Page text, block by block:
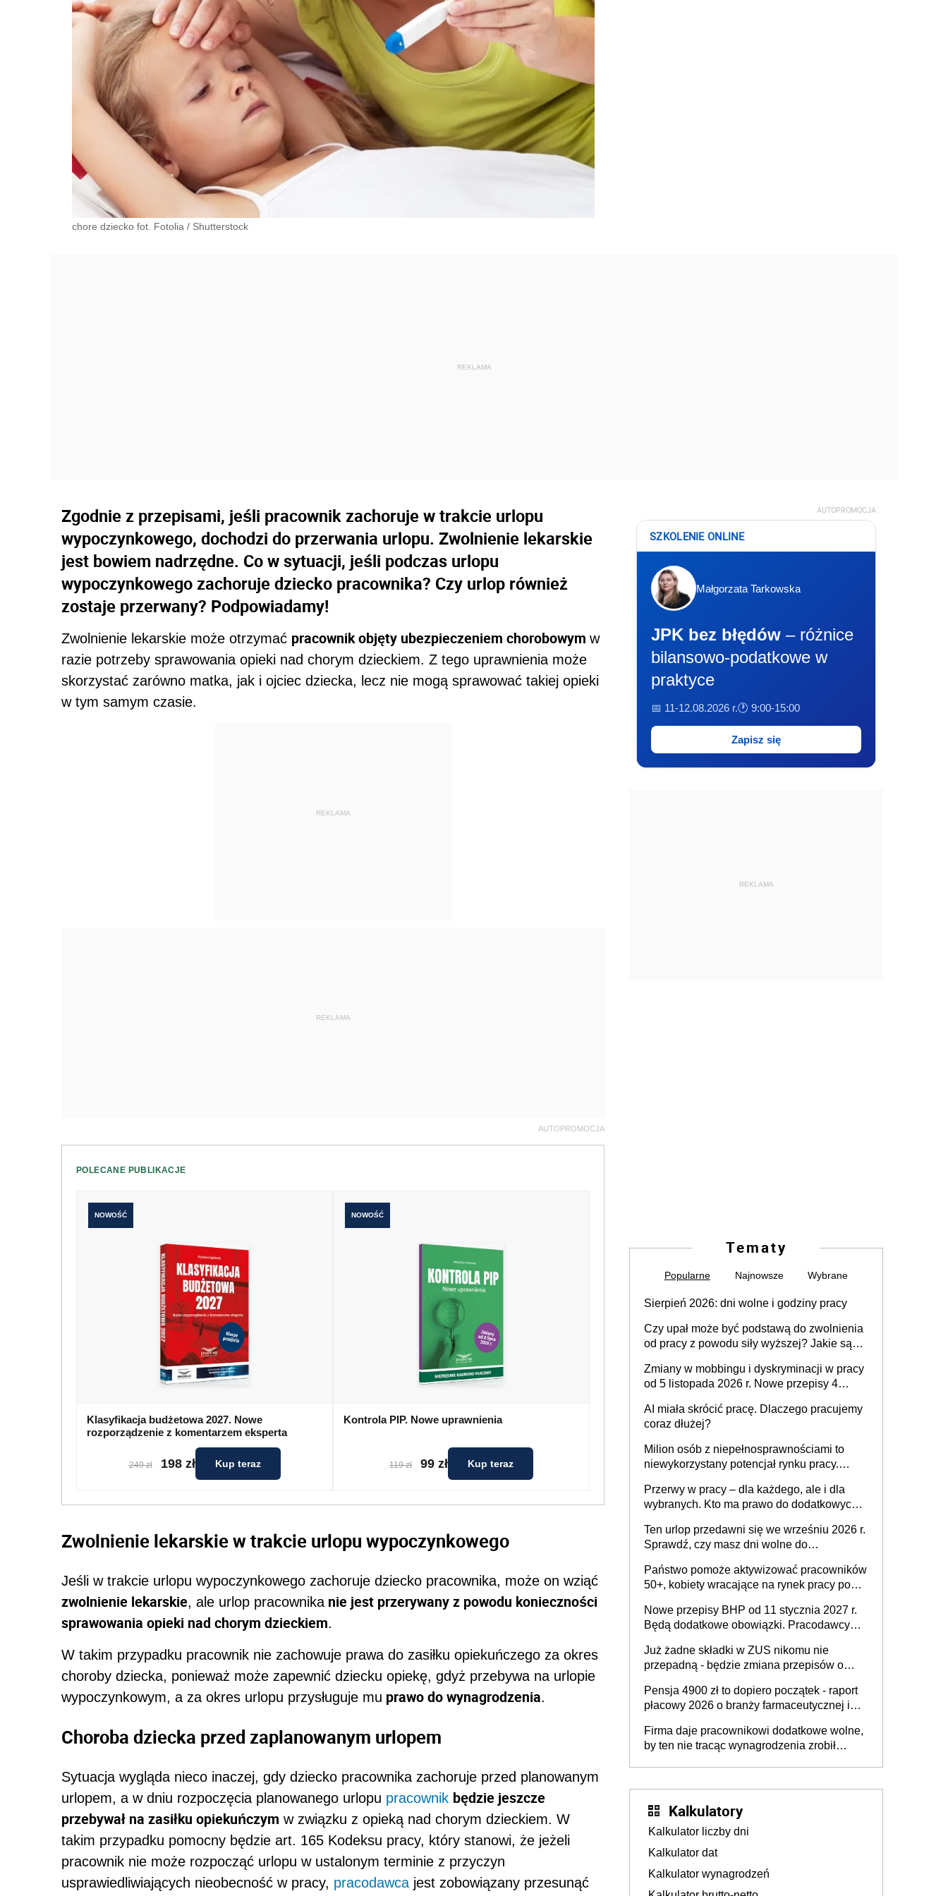
chore dziecko fot. Fotolia / Shutterstock
Zgodnie z przepisami, jeśli pracownik zachoruje w trakcie urlopu
wypoczynkowego, dochodzi do przerwania urlopu. Zwolnienie lekarskie
jest bowiem nadrzędne. Co w sytuacji, jeśli podczas urlopu
wypoczynkowego zachoruje dziecko pracownika? Czy urlop również
zostaje przerwany? Podpowiadamy!
Zwolnienie lekarskie może otrzymać pracownik objęty ubezpieczeniem chorobowym w
razie potrzeby sprawowania opieki nad chorym dzieckiem. Z tego uprawnienia może
skorzystać zarówno matka, jak i ojciec dziecka, lecz nie mogą sprawować takiej opieki
w tym samym czasie.
REKLAMA
REKLAMA
AUTOPROMOCJA
POLECANE PUBLIKACJE
NOWOŚĆ
Klasyfikacja budżetowa 2027. Nowe
rozporządzenie z komentarzem eksperta
249 zł 198 zł Kup teraz
NOWOŚĆ
Kontrola PIP. Nowe uprawnienia
119 zł 99 zł Kup teraz
Zwolnienie lekarskie w trakcie urlopu wypoczynkowego
Jeśli w trakcie urlopu wypoczynkowego zachoruje dziecko pracownika, może on wziąć
zwolnienie lekarskie, ale urlop pracownikanie jest przerywany z powodu konieczności
sprawowania opieki nad chorym dzieckiem.
W takim przypadku pracownik nie zachowuje prawa do zasiłku opiekuńczego za okres
choroby dziecka, ponieważ może zapewnić dziecku opiekę, gdyż przebywa na urlopie
wypoczynkowym, a za okres urlopu przysługuje mu prawo do wynagrodzenia.
Choroba dziecka przed zaplanowanym urlopem
Sytuacja wygląda nieco inaczej, gdy dziecko pracownika zachoruje przed planowanym
urlopem, a w dniu rozpoczęcia planowanego urlopu pracownik będzie jeszcze
przebywał na zasiłku opiekuńczym w związku z opieką nad chorym dzieckiem. W
takim przypadku pomocny będzie art. 165 Kodeksu pracy, który stanowi, że jeżeli
pracownik nie może rozpocząć urlopu w ustalonym terminie z przyczyn
usprawiedliwiających nieobecność w pracy, pracodawca jest zobowiązany przesunąć
AUTOPROMOCJA
SZKOLENIE ONLINE
Małgorzata Tarkowska
JPK bez błędów – różnice
bilansowo-podatkowe w
praktyce
📅 11-12.08.2026 r.🕐 9:00-15:00
Zapisz się
REKLAMA
Tematy
Popularne Najnowsze Wybrane
Sierpień 2026: dni wolne i godziny pracy
Czy upał może być podstawą do zwolnienia
od pracy z powodu siły wyższej? Jakie są
Zmiany w mobbingu i dyskryminacji w pracy
od 5 listopada 2026 r. Nowe przepisy 4
Ustaw
AI miała skrócić pracę. Dlaczego pracujemy
coraz dłużej?
Milion osób z niepełnosprawnościami to
niewykorzystany potencjał rynku pracy.
dofinansowań czy refundacji, ale bariery po
stronie systemu i świadomości
pracodawców [WYWIAD]
Przerwy w pracy – dla każdego, ale i dla
wybranych. Kto ma prawo do dodatkowych
Ten urlop przedawni się we wrześniu 2026 r.
Sprawdź, czy masz dni wolne do
Państwo pomoże aktywizować pracowników
50+, kobiety wracające na rynek pracy po
osoby neuroatypowe. Powstanie Fundusz
na rzecz Inkluzywności w Zatrudnianiu?
Nowe przepisy BHP od 11 stycznia 2027 r.
Będą dodatkowe obowiązki. Pracodawcy
Już żadne składki w ZUS nikomu nie
przepadną - będzie zmiana przepisów o
ubezpieczeniom społecznym
Pensja 4900 zł to dopiero początek - raport
płacowy 2026 o branży farmaceutycznej i
Firma daje pracownikowi dodatkowe wolne,
by ten nie tracąc wynagrodzenia zrobił
Kalkulatory
Kalkulator liczby dni
Kalkulator dat
Kalkulator wynagrodzeń